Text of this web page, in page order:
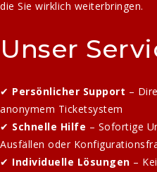
die Sie wirklich weiterbringen.
Unser
✔ Persönlicher Support –
anonymem Ticketsystem
✔ Schnelle Hilfe – Sofortige
Ausfällen oder
✔ Individuelle Lösungen –